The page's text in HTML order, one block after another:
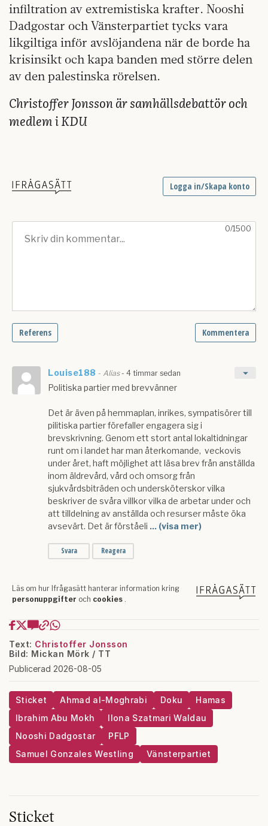
infiltration av extremistiska krafter. Nooshi
Dadgostar och Vänsterpartiet tycks vara
likgiltiga inför avslöjandena när de borde ha
krisinsikt och kapa banden med större delen
av den palestinska rörelsen.
Christoffer Jonsson är samhällsdebattör och
medlem i KDU
Text: Christoffer Jonsson
Bild: Mickan Mörk / TT
Publicerad 2026-08-05
Sticket Ahmad al-Moghrabi Doku
Hamas
Ibrahim Abu Mokh
Ilona Szatmari Waldau
Nooshi Dadgostar
PFLP
Samuel Gonzales Westling
Vänsterpartiet
Sticket